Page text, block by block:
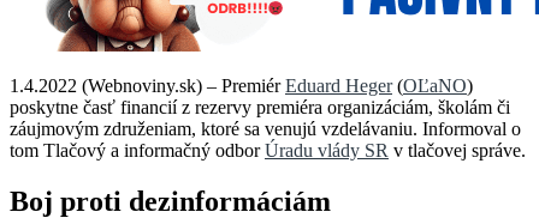
1.4.2022 (Webnoviny.sk) – PremiérEduard Heger(OĽaNO)
poskytne časť financií z rezervy premiéra organizáciám, školám či
záujmovým združeniam, ktoré sa venujú vzdelávaniu. Informoval o
tom Tlačový a informačný odborÚradu vlády SR v tlačovej správe.
Boj proti dezinformáciám